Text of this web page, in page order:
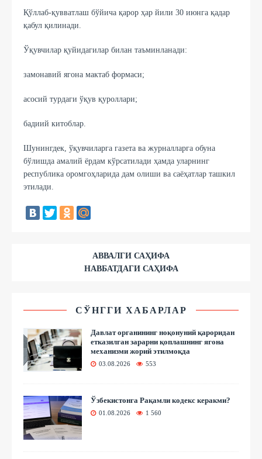
Қўллаб-қувватлаш бўйича қарор ҳар йили 30 июнга қадар
қабул қилинади.
Ўқувчилар қуйидагилар билан таъминланади:
замонавий ягона мактаб формаси;
асосий турдаги ўқув қуроллари;
бадиий китоблар.
Шунингдек, ўқувчиларга газета ва журналларга обуна
бўлишда амалий ёрдам кўрсатилади ҳамда уларнинг
республика оромгоҳларида дам олиши ва саёҳатлар ташкил
этилади.
АВВАЛГИ САҲИФА
НАВБАТДАГИ САҲИФА
СЎНГГИ ХАБАРЛАР
Давлат органининг ноқонуний қароридан
етказилган зарарни қоплашнинг ягона
механизми жорий этилмоқда
03.08.2026 553
Ўзбекистонга Рақамли кодекс керакми?
01.08.2026 1 560